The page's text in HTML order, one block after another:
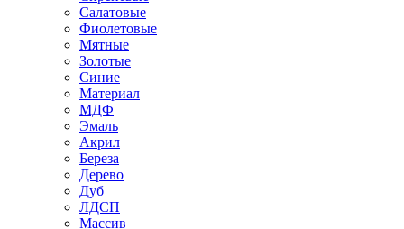
Салатовые
Фиолетовые
Мятные
Золотые
Синие
Материал
МДФ
Эмаль
Акрил
Береза
Дерево
Дуб
ЛДСП
Массив